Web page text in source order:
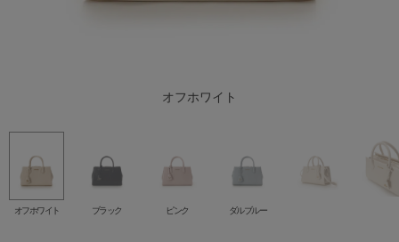
オフホワイト
ブラック
ピンク
ダルブルー
オフホワイト ブラック ピンク ダルブルー